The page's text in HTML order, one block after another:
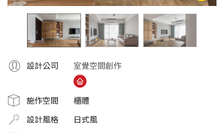
設計公司 室覺空間創作
施作空間 櫃體
設計風格 日式風